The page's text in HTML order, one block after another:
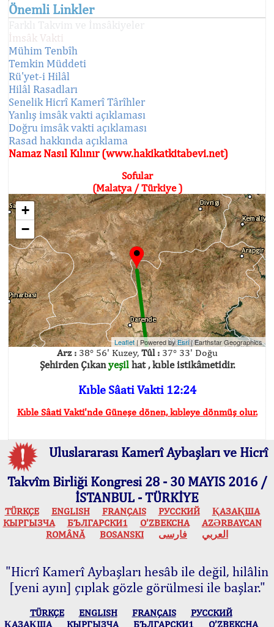
Önemli Linkler
İmsâk Vakti
Mühim Tenbîh
Temkin Müddeti
Rü'yet-i Hilâl
Hilâl Rasadları
Senelik Hicrî Kamerî Târîhler
Yanlış imsâk vakti açıklaması
Doğru imsâk vakti açıklaması
Rasad hakkında açıklama
Namaz Nasıl Kılınır (www.hakikatkitabevi.net)
Sofular
(Malatya / Türkiye )
+
−
Leaflet| Powered byEsri|Earthstar Geographics
Arz :38° 56' Kuzey, Tûl :37° 33' Doğu
Şehirden Çıkanyeşilhat , kıble istikâmetidir.
Kıble Sâati Vakti 12:24
Kıble Sâati Vakti'nde Güneşe dönen, kıbleye dönmüş olur.
Uluslararası Kamerî Aybaşları ve Hicrî
Takvîm Birliği Kongresi 28 - 30 MAYIS 2016 /
İSTANBUL - TÜRKİYE
TÜRKÇE ENGLISH FRANÇAIS РУССКИЙ
ҚАЗАҚША
КЫPГЫЗЧA
БЪЛГАРСКИ1 O’ZBEKCHA
AZӘRBAYCAN
ROMÂNĂ
BOSANSKI العربي فارسی
"Hicrî Kamerî Aybaşları hesâb ile değil, hilâlin
[yeni ayın] çıplak gözle görülmesi ile başlar."
TÜRKÇE ENGLISH FRANÇAIS
РУССКИЙ
ҚАЗАҚША
КЫPГЫЗЧA БЪЛГАРСКИ1 O’ZBEKCHA